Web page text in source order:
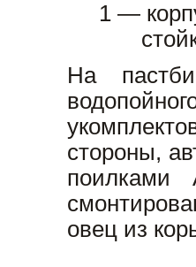
1 —
На
стороны,
овец из